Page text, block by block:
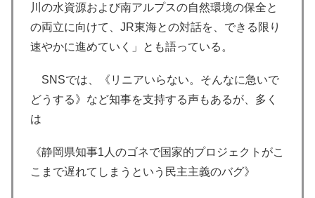
川の水資源および南アルプスの自然環境の保全と
の両立に向けて、JR東海との対話を、できる限り
速やかに進めていく」とも語っている。
SNSでは、《リニアいらない。そんなに急いで
どうする》など知事を支持する声もあるが、多く
は
《静岡県知事1人のゴネで国家的プロジェクトがこ
こまで遅れてしまうという民主主義のバグ》